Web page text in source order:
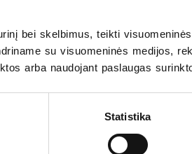
bei skelbimus, teikti
su visuomeninės medijos,
arba naudojant paslaugas
Statistika
veikt dzimumaktu, piemēram, ja